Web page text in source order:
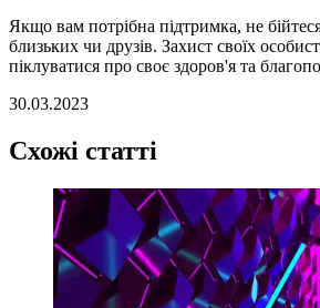
Якщо вам потрібна підтримка, не
близьких чи друзів. Захист своїх
піклуватися про своє здоров'я та
30.03.2023
Схожі статті